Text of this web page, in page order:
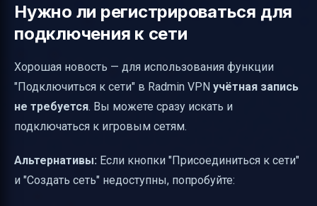
Нужно ли регистрироваться для
подключения к сети
Хорошая новость — для использования функции
"Подключиться к сети" в Radmin VPN учётная запись
не требуется. Вы можете сразу искать и
подключаться к игровым сетям.
Альтернативы: Если кнопки "Присоединиться к сети"
и "Создать сеть" недоступны, попробуйте: